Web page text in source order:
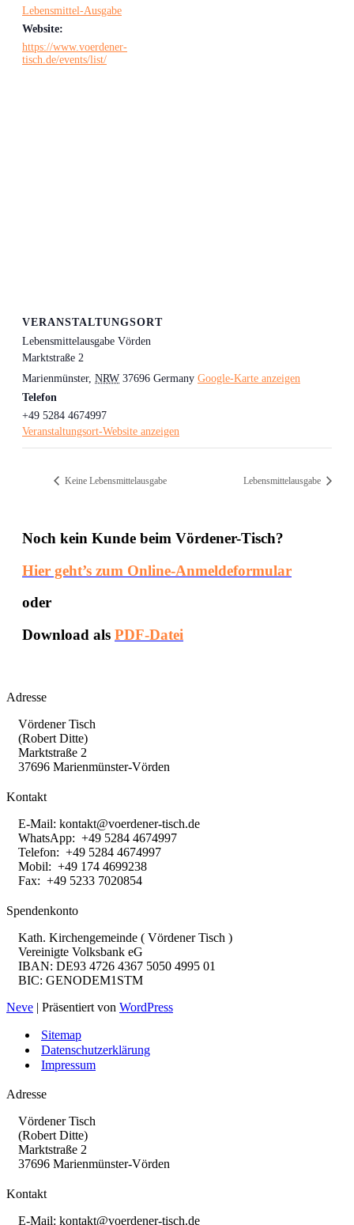
Lebensmittel-Ausgabe
Website:
https://www.voerdener-
tisch.de/events/list/
VERANSTALTUNGSORT
Lebensmittelausgabe Vörden
Marktstraße 2
Marienmünster, NRW 37696 Germany Google-Karte anzeigen
Telefon
+49 5284 4674997
Veranstaltungsort-Website anzeigen
Keine Lebensmittelausgabe Lebensmittelausgabe
Noch kein Kunde beim Vördener-Tisch?
Hier geht’s zum Online-Anmeldeformular
oder
Download als PDF-Datei
Adresse
Vördener Tisch
(Robert Ditte)
Marktstraße 2
37696 Marienmünster-Vörden
Kontakt
E-Mail: kontakt@voerdener-tisch.de
WhatsApp: +49 5284 4674997
Telefon: +49 5284 4674997
Mobil: +49 174 4699238
Fax: +49 5233 7020854
Spendenkonto
Kath. Kirchengemeinde ( Vördener Tisch )
Vereinigte Volksbank eG
IBAN: DE93 4726 4367 5050 4995 01
BIC: GENODEM1STM
Neve | Präsentiert von WordPress
Sitemap
Datenschutzerklärung
Impressum
Adresse
Vördener Tisch
(Robert Ditte)
Marktstraße 2
37696 Marienmünster-Vörden
Kontakt
E-Mail: kontakt@voerdener-tisch.de